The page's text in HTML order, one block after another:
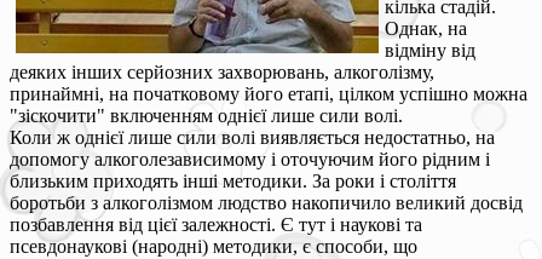
кілька стадій.
Однак, на
відміну від
деяких інших серйозних захворювань, алкоголізму,
принаймні, на початковому його етапі, цілком успішно можна
"зіскочити" включенням однієї лише сили волі.
Коли ж однієї лише сили волі виявляється недостатньо, на
допомогу алкоголезависимому і оточуючим його рідним і
близьким приходять інші методики. За роки і століття
боротьби з алкоголізмом людство накопичило великий досвід
позбавлення від цієї залежності. Є тут і наукові та
псевдонаукові (народні) методики, є способи, що